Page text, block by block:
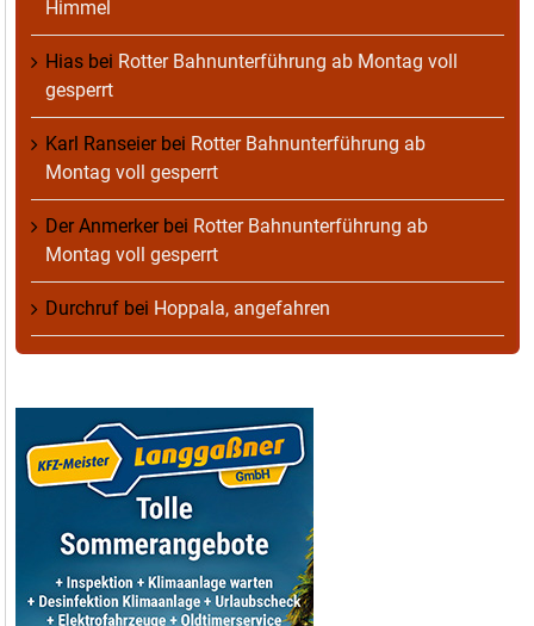
Himmel
Hias bei Rotter Bahnunterführung ab Montag voll
gesperrt
Karl Ranseierbei Rotter Bahnunterführung ab
Montag voll gesperrt
Der Anmerkerbei Rotter Bahnunterführung ab
Montag voll gesperrt
Durchruf bei Hoppala, angefahren